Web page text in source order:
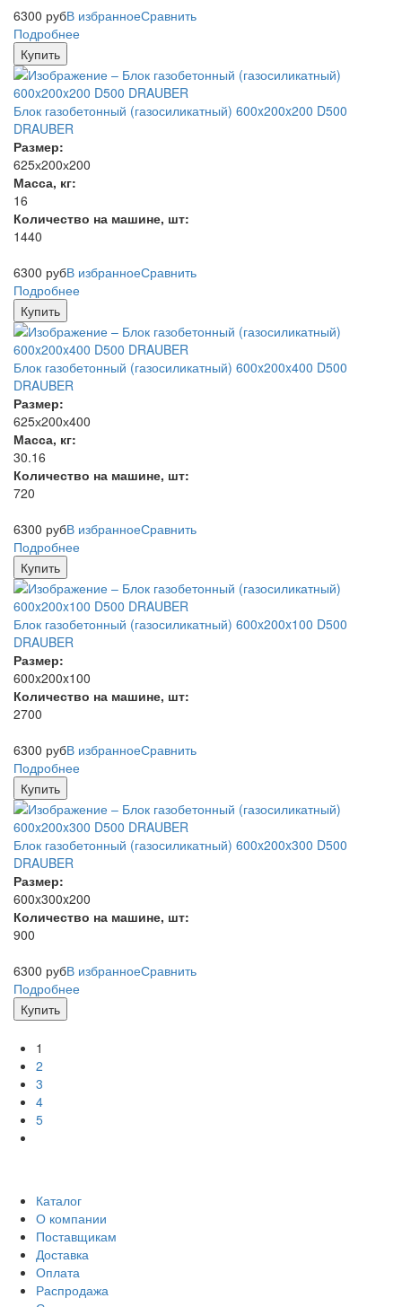
6300 рубВ избранноеСравнить
Подробнее
Купить
Блок газобетонный (газосиликатный) 600x200x200 D500
DRAUBER
Размер:
625х200х200
Масса, кг:
16
Количество на машине, шт:
1440
6300 рубВ избранноеСравнить
Подробнее
Купить
Блок газобетонный (газосиликатный) 600x200x400 D500
DRAUBER
Размер:
625х200х400
Масса, кг:
30.16
Количество на машине, шт:
720
6300 рубВ избранноеСравнить
Подробнее
Купить
Блок газобетонный (газосиликатный) 600x200x100 D500
DRAUBER
Размер:
600x200x100
Количество на машине, шт:
2700
6300 рубВ избранноеСравнить
Подробнее
Купить
Блок газобетонный (газосиликатный) 600x200x300 D500
DRAUBER
Размер:
600x300x200
Количество на машине, шт:
900
6300 рубВ избранноеСравнить
Подробнее
Купить
1
2
3
4
5
Каталог
О компании
Поставщикам
Доставка
Оплата
Распродажа